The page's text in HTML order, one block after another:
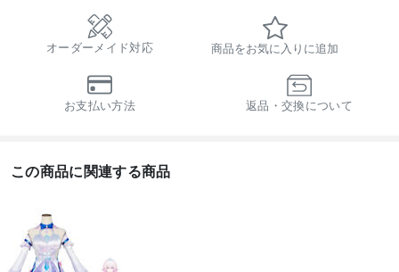
オーダーメイド対応 商品をお気に入りに追加
お支払い方法 返品・交換について
この商品に関連する商品